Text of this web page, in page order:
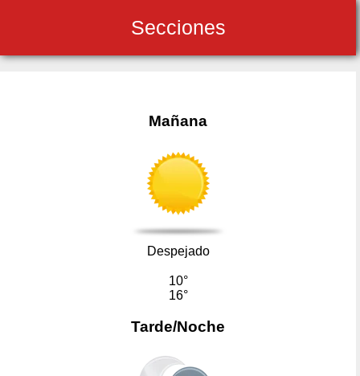
Secciones
Mañana
Despejado
10°
16°
Tarde/Noche